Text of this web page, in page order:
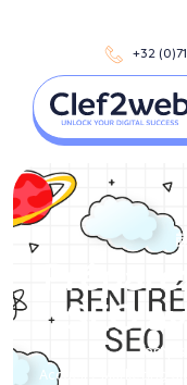
+32
SEO
Temps
Accueil